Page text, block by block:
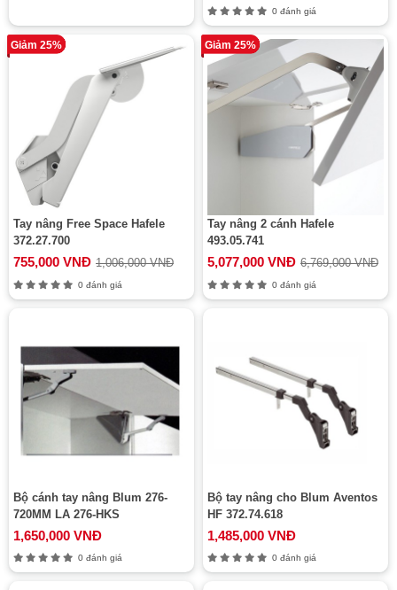
0 đánh giá
Giảm 25%
Tay nâng Free Space Hafele
372.27.700
755,000 VNĐ 1,006,000 VNĐ
0 đánh giá
Giảm 25%
Tay nâng 2 cánh Hafele
493.05.741
5,077,000 VNĐ 6,769,000 VNĐ
0 đánh giá
Bộ cánh tay nâng Blum 276-
720MM LA 276-HKS
1,650,000 VNĐ
0 đánh giá
Bộ tay nâng cho Blum Aventos
HF 372.74.618
1,485,000 VNĐ
0 đánh giá